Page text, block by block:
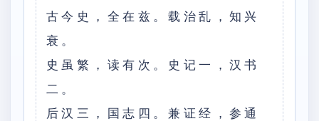
古今史，全在兹。载治乱，知兴
衰。
史虽繁，读有次。史记一，汉书
二。
后汉三，国志四。兼证经，参通